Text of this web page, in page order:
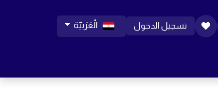
تسجيل الدخول الْعَرَبيّة